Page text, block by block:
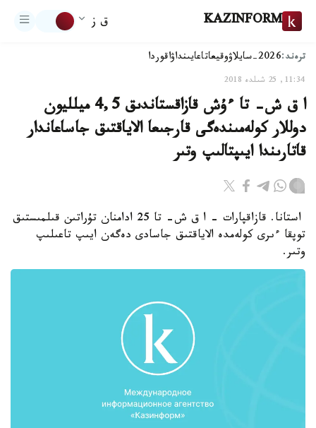
KAZINFORM ق ز
ترەند:2026-سايلاۋ وقيعاتاعايىنداۋاقوردا
11:34, 25 شىلدە 2018
ا ق ش- تا ءۇش قازاقستاندىق 4,5 ميلليون
دوللار كولەمىندەگى قارجىعا الاياقتىق جاساعاندار
قاتارىندا ايىپتالىپ وتىر
استانا. قازاقپارات - ا ق ش- تا 25 ادامنان تۇراتىن قىلمىستىق
توپقا ءىرى كولەمدە الاياقتىق جاسادى دەگەن ايىپ تاعىلىپ
وتىر.